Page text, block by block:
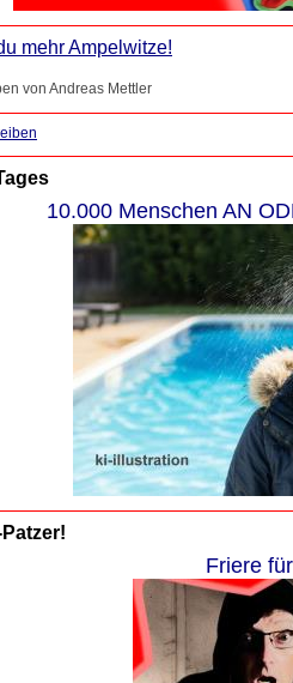
mehr Ampelwitze!
von Andreas Mettler
10.000 Menschen AN
Friere